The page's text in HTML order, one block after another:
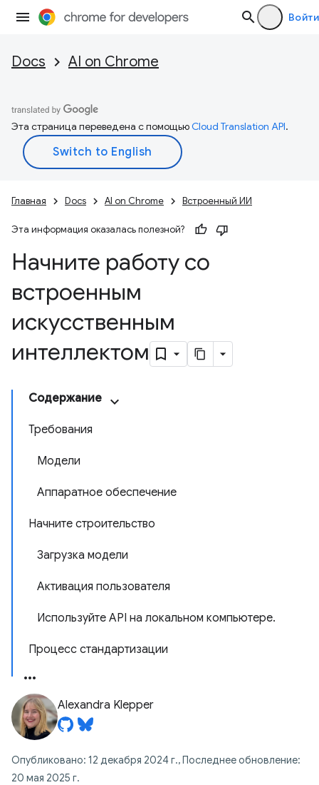
Войти
Docs AI on Chrome
Эта страница переведена с помощьюCloud Translation API.
Главная Docs AI on Chrome Встроенный ИИ
Эта информация оказалась полезной?
Начните работу со
встроенным
искусственным
интеллектом
Содержание
Требования
Модели
Аппаратное обеспечение
Начните строительство
Загрузка модели
Активация пользователя
Используйте API на локальном компьютере.
Процесс стандартизации
Alexandra Klepper
Опубликовано: 12 декабря 2024 г., Последнее обновление:
20 мая 2025 г.